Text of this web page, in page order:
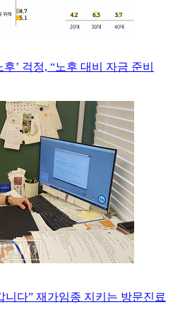
후’ 걱정, “노후 대비 자금 준비
니다” 재가임종 지키는 방문진료